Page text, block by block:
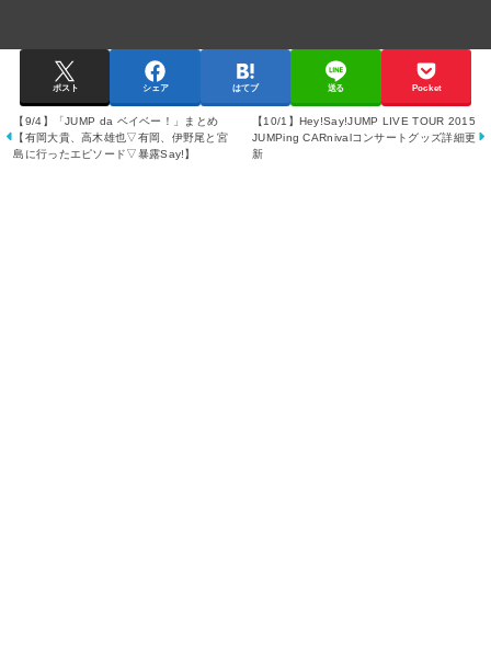
ポスト シェア はてブ 送る Pocket
【9/4】「JUMP da ベイベー！」まとめ
【有岡大貴、高木雄也▽有岡、伊野尾と宮
島に行ったエピソード▽暴露Say!】
【10/1】Hey!Say!JUMP LIVE TOUR 2015
JUMPing CARnivalコンサートグッズ詳細更
新